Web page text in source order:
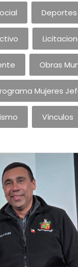
Deportes
Obras
Mujeres
Vínculos